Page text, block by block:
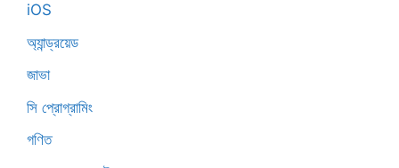
iOS
অ্যান্ড্রয়েড
জাভা
সি প্রোগ্রামিং
গণিত